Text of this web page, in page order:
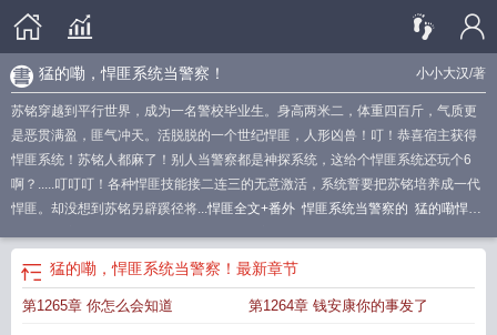
小小大汉/著
猛的嘞，悍匪系统当警察！
苏铭穿越到平行世界，成为一名警校毕业生。身高两米二，体重四百斤，气质更
是恶贯满盈，匪气冲天。活脱脱的一个世纪悍匪，人形凶兽！叮！恭喜宿主获得
悍匪系统！苏铭人都麻了！别人当警察都是神探系统，这给个悍匪系统还玩个6
啊？.....叮叮叮！各种悍匪技能接二连三的无意激活，系统誓要把苏铭培养成一代
悍匪。却没想到苏铭另辟蹊径将...悍匪全文+番外 悍匪系统当警察的 猛的嘞悍匪
悍匪系统当警察
悍匪笔趣阁 猛的嘞 悍匪系统当警察
统 悍匪系统流
读悍匪主角
猛的嘞，悍匪系统当警察！ 最新章节
第1265章 你怎么会知道 第1264章 钱安康你的事发了